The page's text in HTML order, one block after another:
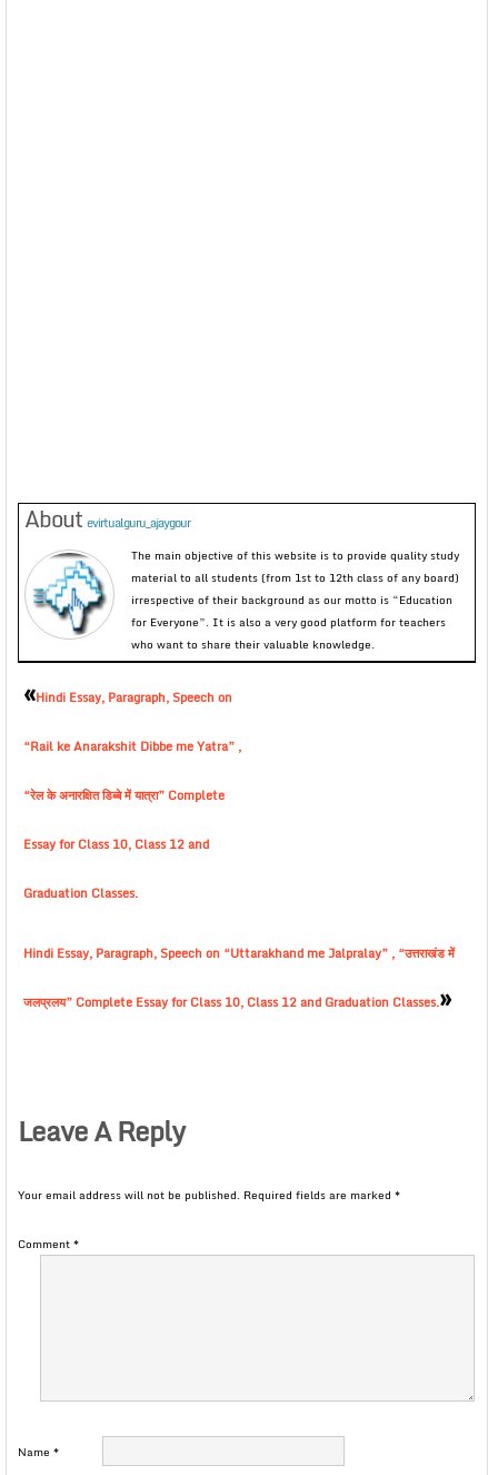
About evirtualguru_ajaygour
The main objective of this website is to provide quality study
material to all students (from 1st to 12th class of any board)
irrespective of their background as our motto is “Education
for Everyone”. It is also a very good platform for teachers
who want to share their valuable knowledge.
«Hindi Essay, Paragraph, Speech on
“Rail ke Anarakshit Dibbe me Yatra” ,
“रेल के अनारक्षित डिब्बे में यात्रा” Complete
Essay for Class 10, Class 12 and
Graduation Classes.
Hindi Essay, Paragraph, Speech on “Uttarakhand me Jalpralay” , “उत्तराखंड में
जलप्रलय” Complete Essay for Class 10, Class 12 and Graduation Classes.»
Leave A Reply
Your email address will not be published. Required fields are marked *
Comment*
Name *